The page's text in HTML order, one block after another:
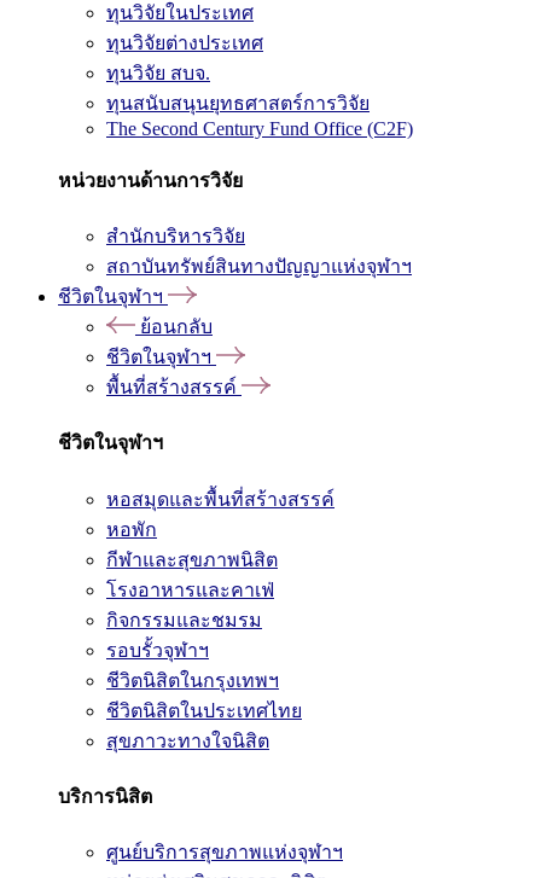
ทุนวิจัยในประเทศ
ทุนวิจัยต่างประเทศ
ทุนวิจัย สบจ.
ทุนสนับสนุนยุทธศาสตร์การวิจัย
The Second Century Fund Office (C2F)
หน่วยงานด้านการวิจัย
สำนักบริหารวิจัย
สถาบันทรัพย์สินทางปัญญาแห่งจุฬาฯ
ชีวิตในจุฬาฯ
ย้อนกลับ
ชีวิตในจุฬาฯ
พื้นที่สร้างสรรค์
ชีวิตในจุฬาฯ
หอสมุดและพื้นที่สร้างสรรค์
หอพัก
กีฬาและสุขภาพนิสิต
โรงอาหารและคาเฟ่
กิจกรรมและชมรม
รอบรั้วจุฬาฯ
ชีวิตนิสิตในกรุงเทพฯ
ชีวิตนิสิตในประเทศไทย
สุขภาวะทางใจนิสิต
บริการนิสิต
ศูนย์บริการสุขภาพแห่งจุฬาฯ